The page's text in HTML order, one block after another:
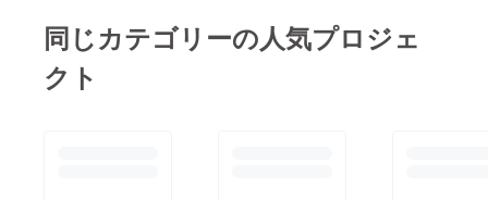
なりま
す。立
同じカテゴリーの人気プロジェ
クト